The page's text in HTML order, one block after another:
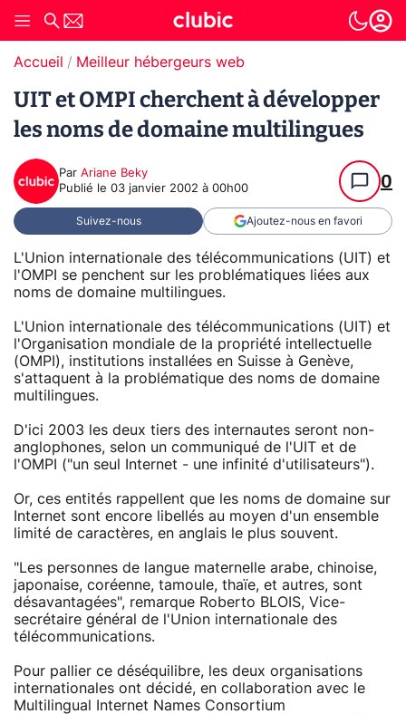
Accueil Meilleur hébergeurs web
UIT et OMPI cherchent à développer
les noms de domaine multilingues
Par Ariane Beky
Publié le 03 janvier 2002 à 00h00 0
Suivez-nous Ajoutez-nous en favori
L'Union internationale des télécommunications (UIT) et
l'OMPI se penchent sur les problématiques liées aux
noms de domaine multilingues.
L'Union internationale des télécommunications (UIT) et
l'Organisation mondiale de la propriété intellectuelle
(OMPI), institutions installées en Suisse à Genève,
s'attaquent à la problématique des noms de domaine
multilingues.
D'ici 2003 les deux tiers des internautes seront non-
anglophones, selon un communiqué de l'UIT et de
l'OMPI ("un seul Internet - une infinité d'utilisateurs").
Or, ces entités rappellent que les noms de domaine sur
Internet sont encore libellés au moyen d'un ensemble
limité de caractères, en anglais le plus souvent.
"Les personnes de langue maternelle arabe, chinoise,
japonaise, coréenne, tamoule, thaïe, et autres, sont
désavantagées", remarque Roberto BLOIS, Vice-
secrétaire général de l'Union internationale des
télécommunications.
Pour pallier ce déséquilibre, les deux organisations
internationales ont décidé, en collaboration avec le
Multilingual Internet Names Consortium